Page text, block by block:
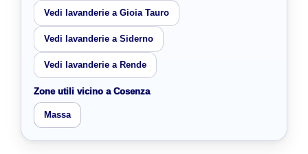
Vedi lavanderie a Gioia Tauro
Vedi lavanderie a Siderno
Vedi lavanderie a Rende
Zone utili vicino a Cosenza
Massa